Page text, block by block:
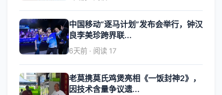
中国移动“逐马计划”发布会举行，钟汉
良李美珍跨界联...
6天前 · 阅读 17
老莫携莫氏鸡煲亮相《一饭封神2》，
因技术含量争议遗...